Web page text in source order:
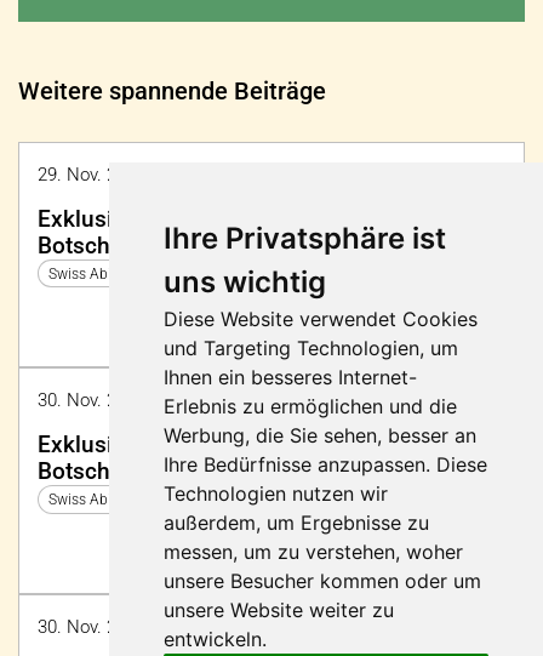
Ihre Privatsphäre ist
uns wichtig
Diese Website verwendet Cookies
und Targeting Technologien, um
Ihnen ein besseres Internet-
Erlebnis zu ermöglichen und die
Werbung, die Sie sehen, besser an
Ihre Bedürfnisse anzupassen. Diese
Technologien nutzen wir
außerdem, um Ergebnisse zu
messen, um zu verstehen, woher
unsere Besucher kommen oder um
unsere Website weiter zu
entwickeln.
Weitere spannende Beiträge
29. Nov. 2024 14:15 - 15:15 | Foyer
Exklusive Messeführung mit
Botschafterinnen und Botschaftern von
PluSport
Swiss Abilities 2024
30. Nov. 2024 14:00 - 15:00 | Foyer
Exklusive Messeführung mit
Botschafterinnen und Botschaftern von
PluSport
Swiss Abilities 2024
30. Nov. 2024 13:40 - 14:15 | Halle 2, Symposium